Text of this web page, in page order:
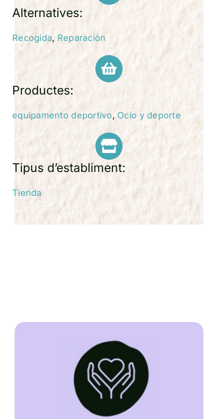
Alternatives:
Recogida, Reparación
Productes:
equipamento deportivo, Ocio y deporte
Tipus d’establiment:
Tienda